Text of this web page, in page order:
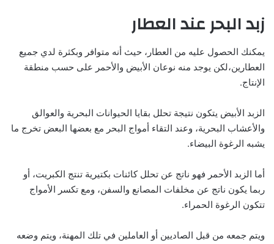
زبد البحر عند العطار
يمكنك الحصول عليه من العطار، حيث أنه متوافر وبكثرة لدي جميع
العطارين،لكن يوجد منه نوعان الأبيض والأحمر على حسب منطقة
الإنتاج.
الزبد الأبيض يتكون نتيجة تحلل بقايا الحيوانات البحرية والعوالق
والأعشاب البحرية، وعند التقاء أمواج البحر مع بعضها البعض تخرج ما
يشبه الرغوة البيضاء.
أما الزبد الأحمر فهو ناتج عن تحلل كائنات بكتيرية تنتج الكبريت، أو
ربما يكون ناتج عن مخلفات المصانع والسفن، ومع تكسر الأمواج
تتكون الرغوة الحمراء.
ويتم جمعه من قبل الصاديين أو العاملين في تلك المهنة، ويتم وضعه